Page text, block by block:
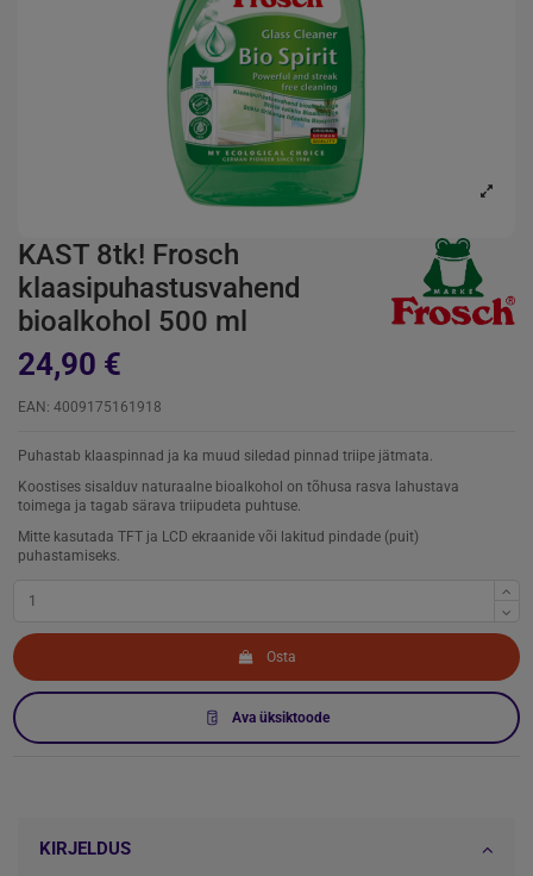
KAST 8tk! Frosch
klaasipuhastusvahend
bioalkohol 500 ml
24,90 €
EAN: 4009175161918
Puhastab klaaspinnad ja ka muud siledad pinnad triipe jätmata.
Koostises sisalduv naturaalne bioalkohol on tõhusa rasva lahustava
toimega ja tagab särava triipudeta puhtuse.
Mitte kasutada TFT ja LCD ekraanide või lakitud pindade (puit)
puhastamiseks.
Osta
Ava üksiktoode
KIRJELDUS